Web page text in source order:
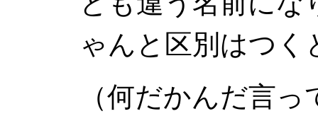
ゃんと区別はつく
（何だかんだ言